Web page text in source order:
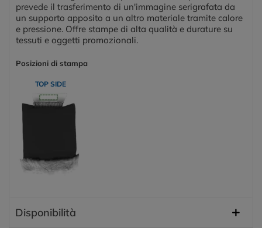
prevede il trasferimento di un'immagine serigrafata da
un supporto apposito a un altro materiale tramite calore
e pressione. Offre stampe di alta qualità e durature su
tessuti e oggetti promozionali.
Posizioni di stampa
TOP SIDE
Disponibilità